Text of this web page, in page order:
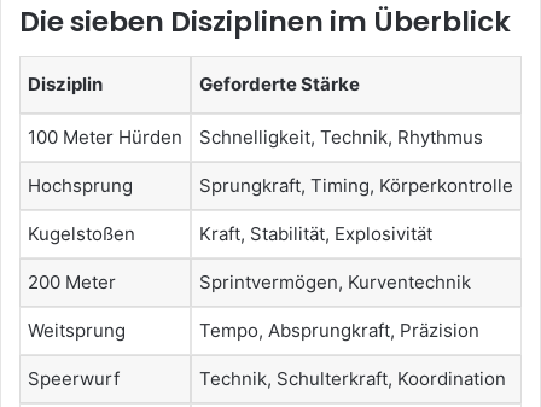
Die sieben Disziplinen im Überblick
Disziplin Geforderte Stärke
100 Meter Hürden Schnelligkeit, Technik, Rhythmus
Hochsprung Sprungkraft, Timing, Körperkontrolle
Kugelstoßen Kraft, Stabilität, Explosivität
200 Meter Sprintvermögen, Kurventechnik
Weitsprung Tempo, Absprungkraft, Präzision
Speerwurf Technik, Schulterkraft, Koordination